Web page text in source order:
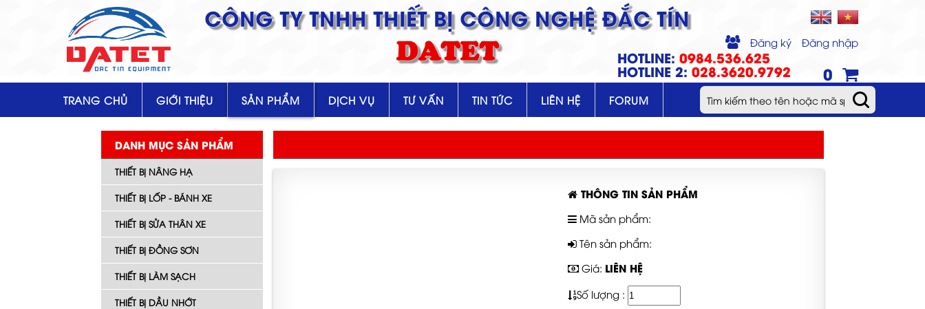
CÔNG TY TNHH THIẾT BỊ CÔNG NGHỆ ĐẮC TÍN
DATET Đăng ký Đăng nhập
HOTLINE: 0984.536.625
HOTLINE 2: 028.3620.9792 0
TRANG CHỦ GIỚI THIỆU SẢN PHẨM DỊCH VỤ TƯ VẤN TIN TỨC LIÊN HỆ FORUM
DANH MỤC SẢN PHẨM
THIẾT BỊ NÂNG HẠ
THIẾT BỊ LỐP - BÁNH XE
THIẾT BỊ SỬA THÂN XE
THIẾT BỊ ĐỒNG SƠN
THIẾT BỊ LÀM SẠCH
THIẾT BỊ DẦU NHỚT
THÔNG TIN SẢN PHẨM
Mã sản phẩm:
Tên sản phẩm:
Giá: LIÊN HỆ
Số lượng :